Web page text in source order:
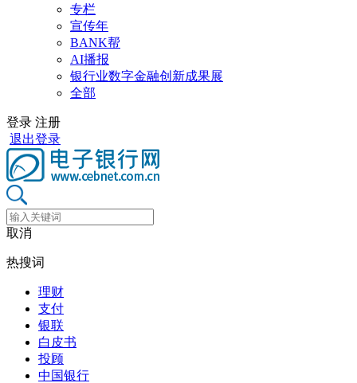
专栏
宣传年
BANK帮
AI播报
银行业数字金融创新成果展
全部
登录 注册
退出登录
取消
热搜词
理财
支付
银联
白皮书
投顾
中国银行